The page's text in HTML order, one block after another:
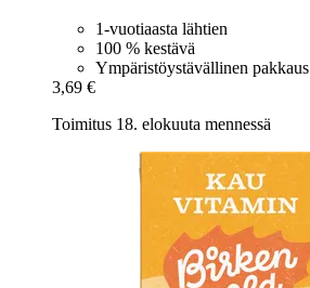
1-vuotiaasta lähtien
100 % kestävä
Ympäristöystävällinen pakkaus
3,69 €
Toimitus 18. elokuuta mennessä